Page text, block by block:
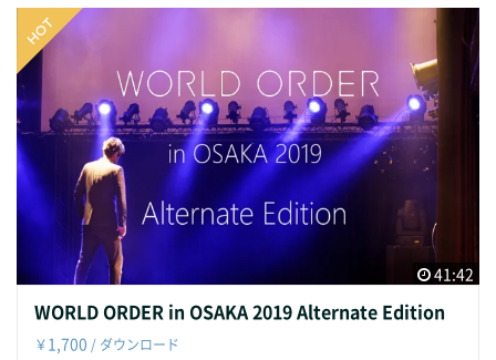
・Download to iOS devices like iPhone and iPad is NOT su
pported. Please log in from your PC within 30 days after pu
rchase. ・Unauthorized replication, modification, republis
hing, redistribution and transfer of this Video is prohibite
d. ご注意： ・動画購入後、30日間はダウンロードとFilmuy
上でのストリーミング再生が可能です。 ・iPhone・iPad等
のiOS端末では、ストリーミング再生は可能ですが、ダウンロ
ードはできません。購入後30日間のうちに、PCからログイン
してご利用ください。 ・この動画の無断での複製、改変、転
載、再配布および転送等の行為を禁止いたします。
embers in a much more relaxed Mood! 2019年2月23日に開
催された WORLD ORDER in OSAKA 2019。第2部ファンミー
ティングを締めくくったおなじみの名曲です！ 第1部とはひ
と味違う、リラックスしたメンバーの姿をお楽しみくださ
い。 Starring: WORLD ORDER: Genki Sudo, Akihiro Takah
ashi, Hayato Uchiyama, Yusuke Morisawa, Ryuta Tomita
* Takashi Jonishi isn't in this video. 出演： WORLD ORDE
R： 須藤元気、高橋昭博、内山隼人、森澤祐介、富田竜太
＊上西隆史さんの出演はございません。 Track List: 収録曲：
HAVE A NICE DAY Produced by: WO Osaka Live Show Ex
ecutive Committee 制作： WO大阪ライブ実行委員会 Spec
ngo the Arusha 協力： 株式会社アイデアリズム ライブ
レストラン フラミンゴ・ジ・アルーシャ NOTE: ・After purc
41:42
WORLD ORDER in OSAKA 2019 Alternate Edition
￥1,700 / ダウンロード